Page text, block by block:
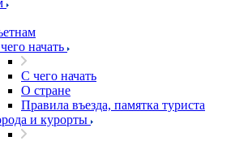
начать
С чего начать
О стране
Правила въезда, памятка туриста
и курорты